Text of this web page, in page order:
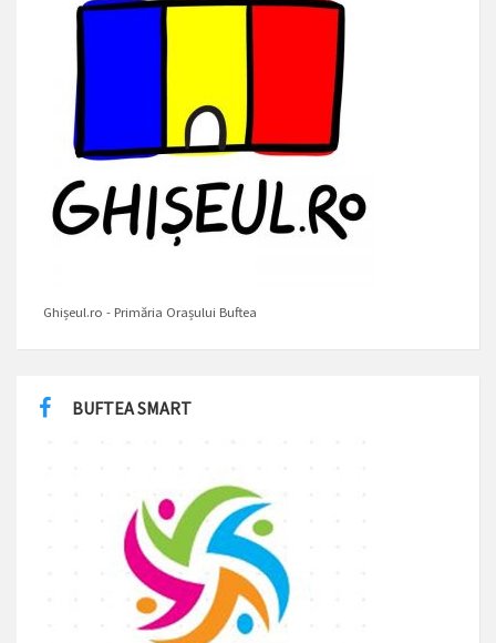
Ghișeul.ro - Primăria Orașului Buftea
BUFTEA SMART